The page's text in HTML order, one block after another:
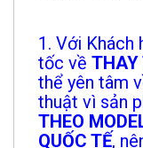
1. Với Khách
tốc về THAY
thể yên tâm
thuật vì sản
THEO
QUỐC TẾ,